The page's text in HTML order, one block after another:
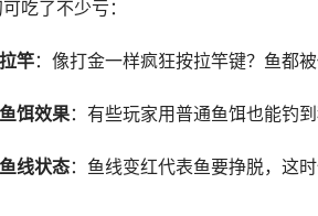
吃了不少亏：
竿：像打金一样疯狂按拉竿键？鱼都
饵效果：有些玩家用普通鱼饵也能钓
线状态：鱼线变红代表鱼要挣脱，这